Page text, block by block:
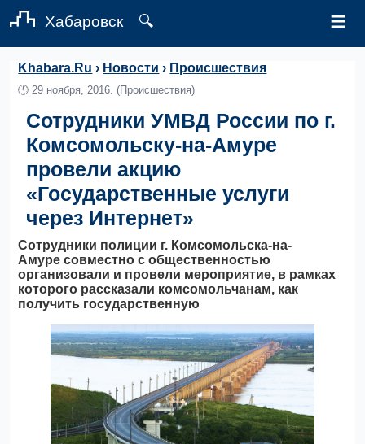
Хабаровск 🔍 ≡
Khabara.Ru › Новости › Происшествия
🕛29 ноября, 2016. (Происшествия)
Сотрудники УМВД России по г.
Комсомольску-на-Амуре
провели акцию
«Государственные услуги
через Интернет»
Сотрудники полиции г. Комсомольска-на-
Амуре совместно с общественностью
организовали и провели мероприятие, в рамках
которого рассказали комсомольчанам, как
получить государственную